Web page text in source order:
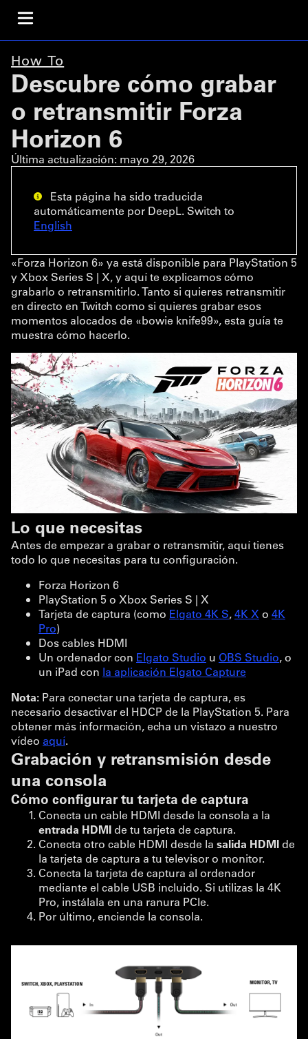
How To
Descubre cómo grabar
o retransmitir Forza
Horizon 6
Última actualización: mayo 29, 2026
Esta página ha sido traducida
automáticamente por DeepL. Switch to
English
«Forza Horizon 6» ya está disponible para PlayStation 5
y Xbox Series S | X, y aquí te explicamos cómo
grabarlo o retransmitirlo. Tanto si quieres retransmitir
en directo en Twitch como si quieres grabar esos
momentos alocados de «bowie knife99», esta guía te
muestra cómo hacerlo.
Lo que necesitas
Antes de empezar a grabar o retransmitir, aquí tienes
todo lo que necesitas para tu configuración.
Forza Horizon 6
PlayStation 5 o Xbox Series S | X
Tarjeta de captura (como Elgato 4K S,4K X o 4K
Pro)
Dos cables HDMI
Un ordenador con Elgato Studio u OBS Studio, o
un iPad con la aplicación Elgato Capture
Nota: Para conectar una tarjeta de captura, es
necesario desactivar el HDCP de la PlayStation 5. Para
obtener más información, echa un vistazo a nuestro
vídeo aquí.
Grabación y retransmisión desde
una consola
Cómo configurar tu tarjeta de captura
Conecta un cable HDMI desde la consola a la
entrada HDMI de tu tarjeta de captura.
Conecta otro cable HDMI desde la salida HDMI de
la tarjeta de captura a tu televisor o monitor.
Conecta la tarjeta de captura al ordenador
mediante el cable USB incluido. Si utilizas la 4K
Pro, instálala en una ranura PCIe.
Por último, enciende la consola.